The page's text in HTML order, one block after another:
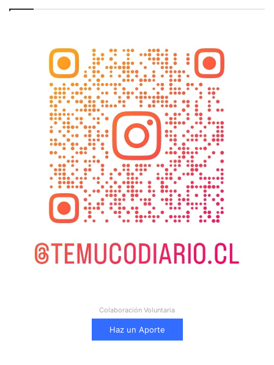
Colaboración Voluntaria
Haz un Aporte